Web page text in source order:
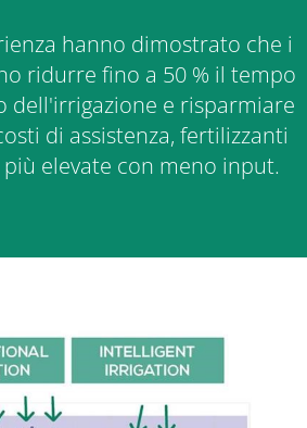
hanno dimostrato che i
ridurre fino a 50 % il tempo
dell'irrigazione e risparmiare
di assistenza, fertilizzanti
elevate con meno input.